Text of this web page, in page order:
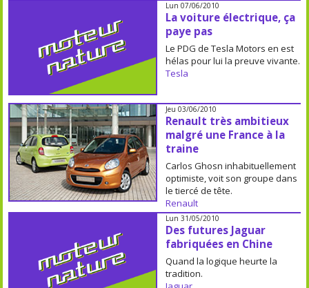
Lun 07/06/2010
La voiture électrique, ça
paye pas
Le PDG de Tesla Motors en est
hélas pour lui la preuve vivante.
Tesla
Jeu 03/06/2010
Renault très ambitieux
malgré une France à la
traine
Carlos Ghosn inhabituellement
optimiste, voit son groupe dans
le tiercé de tête.
Renault
Lun 31/05/2010
Des futures Jaguar
fabriquées en Chine
Quand la logique heurte la
tradition.